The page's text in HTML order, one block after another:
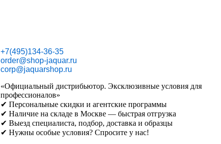
+7(495)134-36-35
order@shop-jaquar.ru
corp@jaquarshop.ru
«Официальный дистрибьютор. Эксклюзивные условия для
профессионалов»
✔ Персональные скидки и агентские программы
✔ Наличие на складе в Москве — быстрая отгрузка
✔ Выезд специалиста, подбор, доставка и образцы
✔ Нужны особые условия? Спросите у нас!